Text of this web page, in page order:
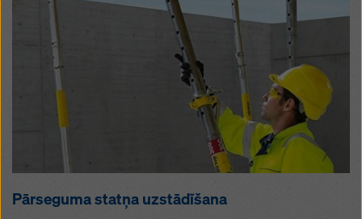
Pārseguma statņa uzstādīšana